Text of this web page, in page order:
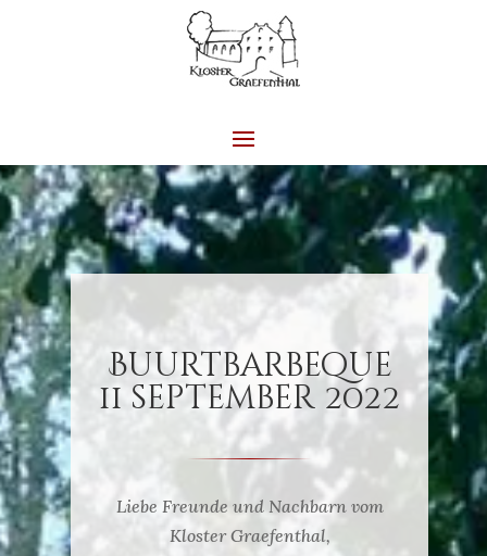
Buurtbarbeque
11 september 2022
Liebe Freunde und Nachbarn vom
Kloster Graefenthal,